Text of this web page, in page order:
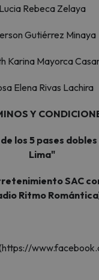
Lucia Rebeca Zelaya
Gutiérrez Minaya
Karina Mayorca
Elena Rivas Lachira
Y
los 5 pases
Lima"
SAC
Ritmo